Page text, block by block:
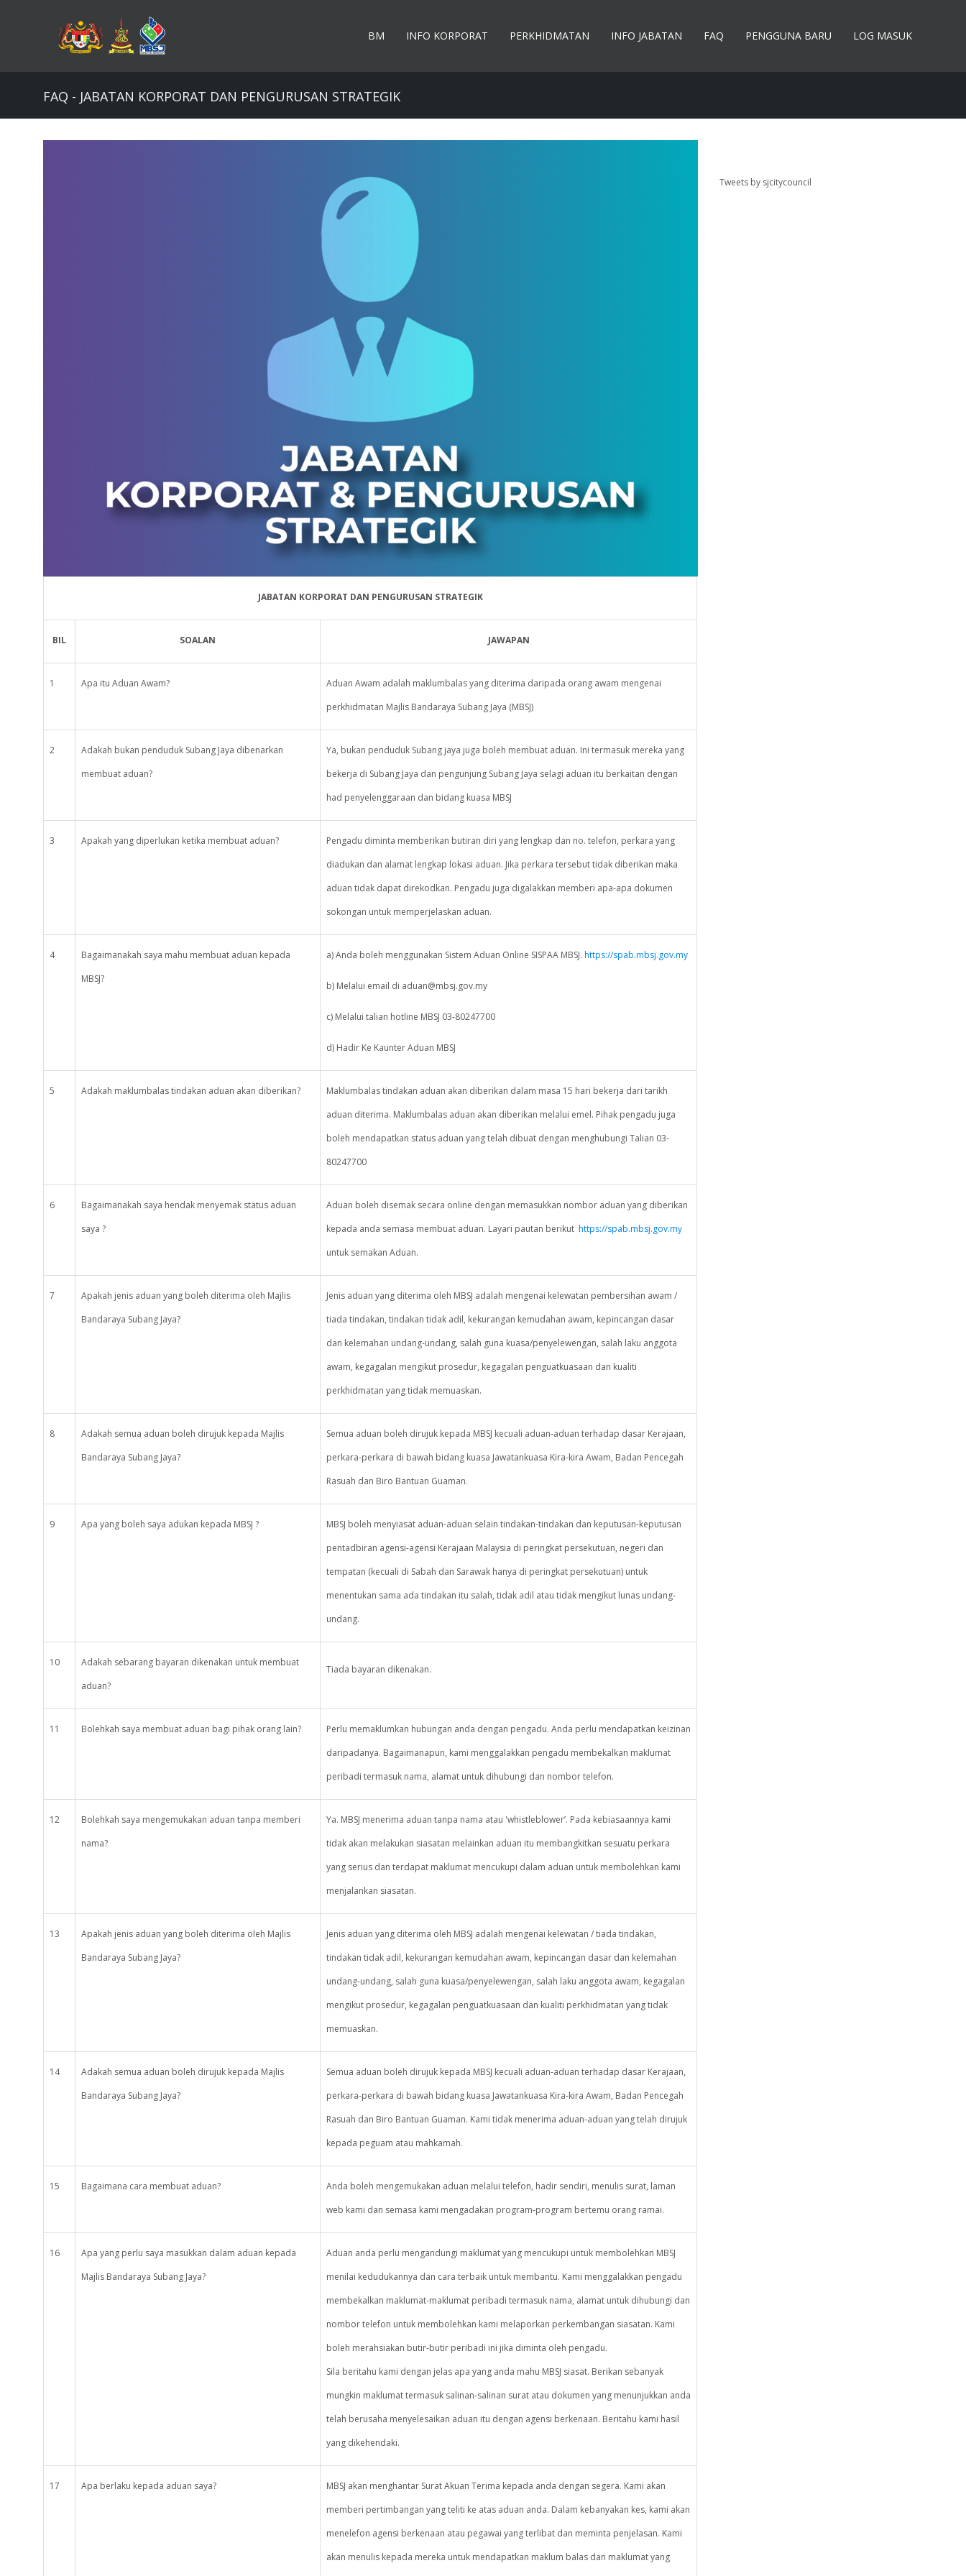
BM INFO KORPORAT PERKHIDMATAN INFO JABATAN FAQ PENGGUNA BARU LOG MASUK
FAQ - JABATAN KORPORAT DAN PENGURUSAN STRATEGIK
JABATAN KORPORAT DAN PENGURUSAN STRATEGIK
BIL SOALAN JAWAPAN
1 Apa itu Aduan Awam?
Aduan Awam adalah maklumbalas yang diterima daripada orang awam mengenai
perkhidmatan Majlis Bandaraya Subang Jaya (MBSJ)
2
Adakah bukan penduduk Subang Jaya dibenarkan
membuat aduan?
Ya, bukan penduduk Subang jaya juga boleh membuat aduan. Ini termasuk mereka yang
bekerja di Subang Jaya dan pengunjung Subang Jaya selagi aduan itu berkaitan dengan
had penyelenggaraan dan bidang kuasa MBSJ
3 Apakah yang diperlukan ketika membuat aduan?
Pengadu diminta memberikan butiran diri yang lengkap dan no. telefon, perkara yang
diadukan dan alamat lengkap lokasi aduan. Jika perkara tersebut tidak diberikan maka
aduan tidak dapat direkodkan. Pengadu juga digalakkan memberi apa-apa dokumen
sokongan untuk memperjelaskan aduan.
4
Bagaimanakah saya mahu membuat aduan kepada
MBSJ?
a) Anda boleh menggunakan Sistem Aduan Online SISPAA MBSJ. https://spab.mbsj.gov.my
b) Melalui email di aduan@mbsj.gov.my
c) Melalui talian hotline MBSJ 03-80247700
d) Hadir Ke Kaunter Aduan MBSJ
5 Adakah maklumbalas tindakan aduan akan diberikan?
Maklumbalas tindakan aduan akan diberikan dalam masa 15 hari bekerja dari tarikh
aduan diterima. Maklumbalas aduan akan diberikan melalui emel. Pihak pengadu juga
boleh mendapatkan status aduan yang telah dibuat dengan menghubungi Talian 03-
80247700
6
Bagaimanakah saya hendak menyemak status aduan
saya ?
Aduan boleh disemak secara online dengan memasukkan nombor aduan yang diberikan
kepada anda semasa membuat aduan. Layari pautan berikut https://spab.mbsj.gov.my
untuk semakan Aduan.
7
Apakah jenis aduan yang boleh diterima oleh Majlis
Bandaraya Subang Jaya?
Jenis aduan yang diterima oleh MBSJ adalah mengenai kelewatan pembersihan awam /
tiada tindakan, tindakan tidak adil, kekurangan kemudahan awam, kepincangan dasar
dan kelemahan undang-undang, salah guna kuasa/penyelewengan, salah laku anggota
awam, kegagalan mengikut prosedur, kegagalan penguatkuasaan dan kualiti
perkhidmatan yang tidak memuaskan.
8
Adakah semua aduan boleh dirujuk kepada Majlis
Bandaraya Subang Jaya?
Semua aduan boleh dirujuk kepada MBSJ kecuali aduan-aduan terhadap dasar Kerajaan,
perkara-perkara di bawah bidang kuasa Jawatankuasa Kira-kira Awam, Badan Pencegah
Rasuah dan Biro Bantuan Guaman.
9 Apa yang boleh saya adukan kepada MBSJ ?
MBSJ boleh menyiasat aduan-aduan selain tindakan-tindakan dan keputusan-keputusan
pentadbiran agensi-agensi Kerajaan Malaysia di peringkat persekutuan, negeri dan
tempatan (kecuali di Sabah dan Sarawak hanya di peringkat persekutuan) untuk
menentukan sama ada tindakan itu salah, tidak adil atau tidak mengikut lunas undang-
undang.
10
Adakah sebarang bayaran dikenakan untuk membuat
aduan?
Tiada bayaran dikenakan.
11 Bolehkah saya membuat aduan bagi pihak orang lain?
Perlu memaklumkan hubungan anda dengan pengadu. Anda perlu mendapatkan keizinan
daripadanya. Bagaimanapun, kami menggalakkan pengadu membekalkan maklumat
peribadi termasuk nama, alamat untuk dihubungi dan nombor telefon.
12
Bolehkah saya mengemukakan aduan tanpa memberi
nama?
Ya. MBSJ menerima aduan tanpa nama atau 'whistleblower’. Pada kebiasaannya kami
tidak akan melakukan siasatan melainkan aduan itu membangkitkan sesuatu perkara
yang serius dan terdapat maklumat mencukupi dalam aduan untuk membolehkan kami
menjalankan siasatan.
13
Apakah jenis aduan yang boleh diterima oleh Majlis
Bandaraya Subang Jaya?
Jenis aduan yang diterima oleh MBSJ adalah mengenai kelewatan / tiada tindakan,
tindakan tidak adil, kekurangan kemudahan awam, kepincangan dasar dan kelemahan
undang-undang, salah guna kuasa/penyelewengan, salah laku anggota awam, kegagalan
mengikut prosedur, kegagalan penguatkuasaan dan kualiti perkhidmatan yang tidak
memuaskan.
14
Adakah semua aduan boleh dirujuk kepada Majlis
Bandaraya Subang Jaya?
Semua aduan boleh dirujuk kepada MBSJ kecuali aduan-aduan terhadap dasar Kerajaan,
perkara-perkara di bawah bidang kuasa Jawatankuasa Kira-kira Awam, Badan Pencegah
Rasuah dan Biro Bantuan Guaman. Kami tidak menerima aduan-aduan yang telah dirujuk
kepada peguam atau mahkamah.
15 Bagaimana cara membuat aduan?
Anda boleh mengemukakan aduan melalui telefon, hadir sendiri, menulis surat, laman
web kami dan semasa kami mengadakan program-program bertemu orang ramai.
16
Apa yang perlu saya masukkan dalam aduan kepada
Majlis Bandaraya Subang Jaya?
Aduan anda perlu mengandungi maklumat yang mencukupi untuk membolehkan MBSJ
menilai kedudukannya dan cara terbaik untuk membantu. Kami menggalakkan pengadu
membekalkan maklumat-maklumat peribadi termasuk nama, alamat untuk dihubungi dan
nombor telefon untuk membolehkan kami melaporkan perkembangan siasatan. Kami
boleh merahsiakan butir-butir peribadi ini jika diminta oleh pengadu.
Sila beritahu kami dengan jelas apa yang anda mahu MBSJ siasat. Berikan sebanyak
mungkin maklumat termasuk salinan-salinan surat atau dokumen yang menunjukkan anda
telah berusaha menyelesaikan aduan itu dengan agensi berkenaan. Beritahu kami hasil
yang dikehendaki.
17 Apa berlaku kepada aduan saya?
MBSJ akan menghantar Surat Akuan Terima kepada anda dengan segera. Kami akan
memberi pertimbangan yang teliti ke atas aduan anda. Dalam kebanyakan kes, kami akan
menelefon agensi berkenaan atau pegawai yang terlibat dan meminta penjelasan. Kami
akan menulis kepada mereka untuk mendapatkan maklum balas dan maklumat yang
Tweets by sjcitycouncil